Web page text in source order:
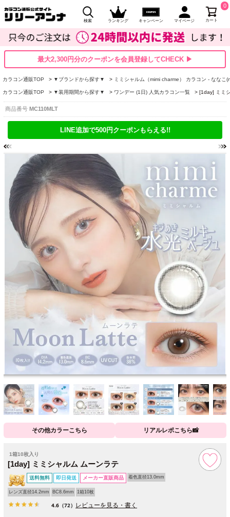
検索 ランキング キャンペーン マイページ カート
0
最大2,300円分のクーポンを会員登録してCHECK ▶
カラコン通販TOP ▼ブランドから探す▼ ミミシャルム（mimi charme） カラコン - ななこ
カラコン通販TOP ▼装用期間から探す▼ ワンデー (1日) 人気カラコン一覧 [1day] ミミ
商品番号 MC110MLT
LINE追加で500円クーポンもらえる!!
その他カラーこちら リアルレポこちら📸
1箱10枚入り
[1day] ミミシャルム ムーンラテ
送料無料 即日発送 メーカー直販商品 着色直径13.0mm
レンズ直径14.2mm BC8.6mm 1箱10枚
4.6 （72） レビューを見る・書く